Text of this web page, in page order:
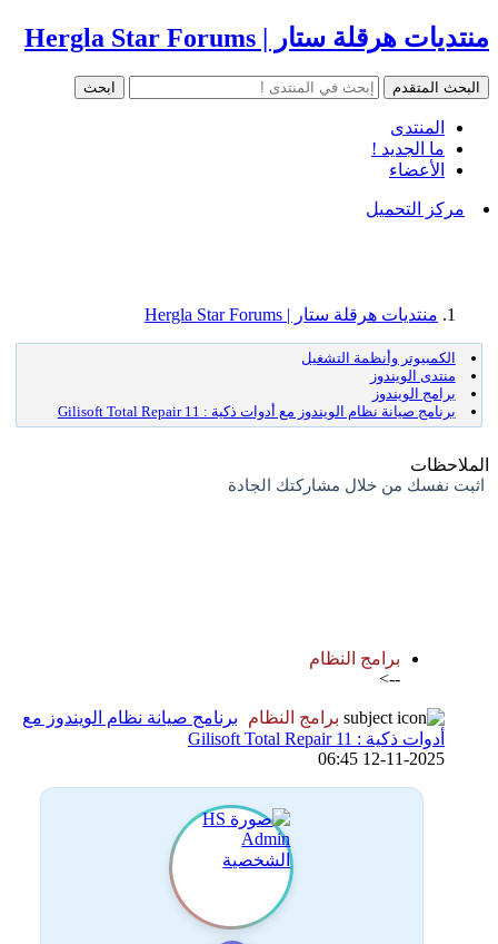
منتديات هرقلة ستار | Hergla Star Forums
المنتدى
ما الجديد !
الأعضاء
مركز التحميل
منتديات هرقلة ستار | Hergla Star Forums
الكمبيوتر وأنظمة التشغيل
منتدى الويندوز
برامج الويندوز
برنامج صيانة نظام الويندوز مع أدوات ذكية : Gilisoft Total Repair 11
الملاحظات
اثبت نفسك من خلال مشاركتك الجادة
برامج النظام
-->
برامج النظام
برنامج صيانة نظام الويندوز مع
أدوات ذكية : Gilisoft Total Repair 11
12-11-2025 06:45